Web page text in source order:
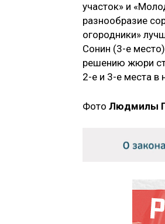
участок» и
разнообразие
огородники»
Сонин (3-е
решению жюри
2-е и 3-е места в
Фото Людмилы